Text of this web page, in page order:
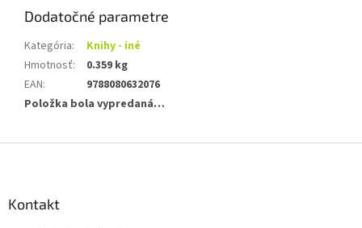
Dodatočné parametre
Kategória:
Knihy - iné
Hmotnosť:
0.359 kg
EAN:
9788080632076
Položka bola vypredaná…
Kontakt